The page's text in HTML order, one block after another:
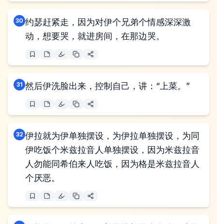
30 约瑟赶紧走，因为对伊个兄弟个情感深深激
动，想要哭，就进房间，在那边哭。
31 然后伊洗脸出来，控制自己，讲：“上菜。”
32 伊拉就为伊单独摆设，为伊拉单独摆设，为同
伊吃饭个米兹拉音人单独摆设，因为米兹拉音
人勿能同希伯来人吃饭，因为格是米兹拉音人
个厌恶。